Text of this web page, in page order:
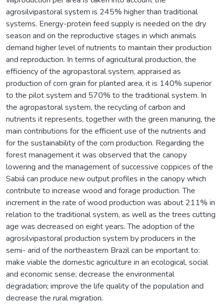
agrosilvipastoral system is 245% higher than traditional
systems. Energy-protein feed supply is needed on the dry
season and on the reproductive stages in which animals
demand higher level of nutrients to maintain their production
and reproduction. In terms of agricultural production, the
efficiency of the agropastoral system, appraised as
production of corn grain for planted area, it is 140% superior
to the pilot system and 570% to the traditional system. In
the agropastoral system, the recycling of carbon and
nutrients it represents, together with the green manuring, the
main contributions for the efficient use of the nutrients and
for the sustainability of the corn production. Regarding the
forest management it was observed that the canopy
lowering and the management of successive coppices of the
Sabiá can produce new output profiles in the canopy which
contribute to increase wood and forage production. The
increment in the rate of wood production was about 211% in
relation to the traditional system, as well as the trees cutting
age was decreased on eight years. The adoption of the
agrosilvipastoral production system by producers in the
semi- arid of the northeastern Brazil can be important to:
make viable the domestic agriculture in an ecological, social
and economic sense; decrease the environmental
degradation; improve the life quality of the population and
decrease the rural migration.